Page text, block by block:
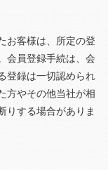
お客様は、所定の登
会員登録手続は、会
登録は一切認められ
方やその他当社が相
りする場合がありま